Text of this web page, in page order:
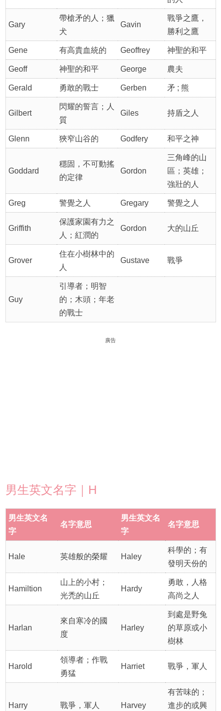
Gary
帶槍矛的人；獵
犬
Gavin
戰爭之鷹，
勝利之鷹
Gene 有高貴血統的 Geoffrey 神聖的和平
Geoff 神聖的和平 George 農夫
Gerald 勇敢的戰士 Gerben 矛 ; 熊
Gilbert
閃耀的誓言；人
質
Giles 持盾之人
Glenn 狹窄山谷的 Godfery 和平之神
Goddard
穩固，不可動搖
的定律
Gordon
三角峰的山
區；英雄；
強壯的人
Greg 警覺之人 Gregary 警覺之人
Griffith
保護家園有力之
人；紅潤的
Gordon 大的山丘
Grover
住在小樹林中的
人
Gustave 戰爭
Guy
引導者；明智
的；木頭；年老
的戰士
廣告
男生英文名字｜H
男生英文名
字
名字意思
男生英文名
字
名字意思
Hale 英雄般的榮耀 Haley
科學的；有
發明天份的
Hamiltion
山上的小村；
光禿的山丘
Hardy
勇敢，人格
高尚之人
Harlan
來自寒冷的國
度
Harley
到處是野兔
的草原或小
樹林
Harold
領導者；作戰
勇猛
Harriet 戰爭，軍人
Harry 戰爭，軍人 Harvey
有苦味的；
進步的或興